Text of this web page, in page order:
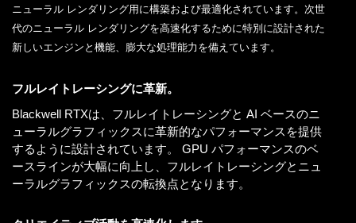
ニューラル レンダリング用に構築および最適化されています。次世
代のニューラル レンダリングを高速化するために特別に設計された
新しいエンジンと機能、膨大な処理能力を備えています。
フルレイトレーシングに革新。
Blackwell RTXは、フルレイトレーシングと AI ベースのニ
ューラルグラフィックスに革新的なパフォーマンスを提供
するように設計されています。 GPU パフォーマンスのベ
ースラインが大幅に向上し、フルレイトレーシングとニュ
ーラルグラフィックスの転換点となります。